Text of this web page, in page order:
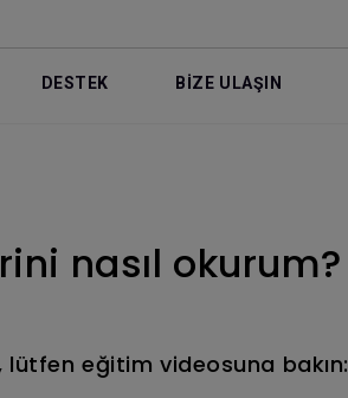
DESTEK BİZE ULAŞIN
nasıl okurum?
eğitim videosuna bakın: